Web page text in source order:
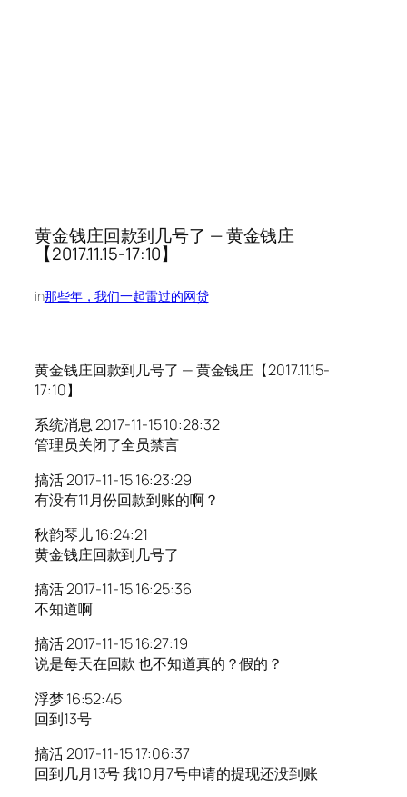
黄金钱庄回款到几号了 — 黄金钱庄
【2017.11.15-17:10】
in那些年，我们一起雷过的网贷
黄金钱庄回款到几号了 — 黄金钱庄【2017.11.15-
17:10】
系统消息 2017-11-15 10:28:32
管理员关闭了全员禁言
搞活 2017-11-15 16:23:29
有没有11月份回款到账的啊？
秋韵琴儿 16:24:21
黄金钱庄回款到几号了
搞活 2017-11-15 16:25:36
不知道啊
搞活 2017-11-15 16:27:19
说是每天在回款 也不知道真的？假的？
浮梦 16:52:45
回到13号
搞活 2017-11-15 17:06:37
回到几月13号 我10月7号申请的提现还没到账